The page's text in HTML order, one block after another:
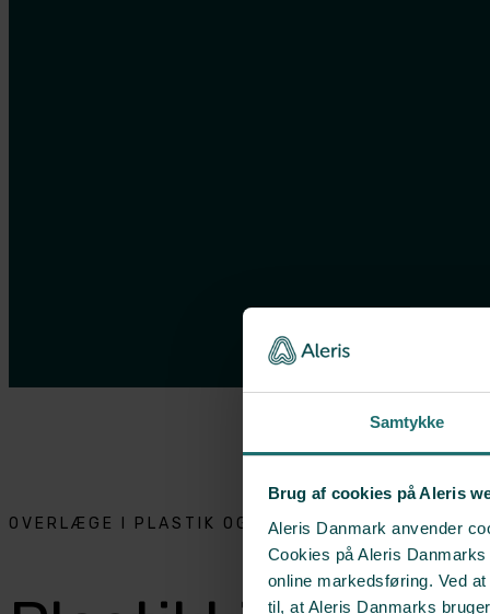
Samtykke
Brug af cookies på Aleris
Aleris Danmark anvender
Cookies på Aleris
online markedsføring. Ved
til, at Aleris Danmarks
OVERLÆGE I PLASTIK OG